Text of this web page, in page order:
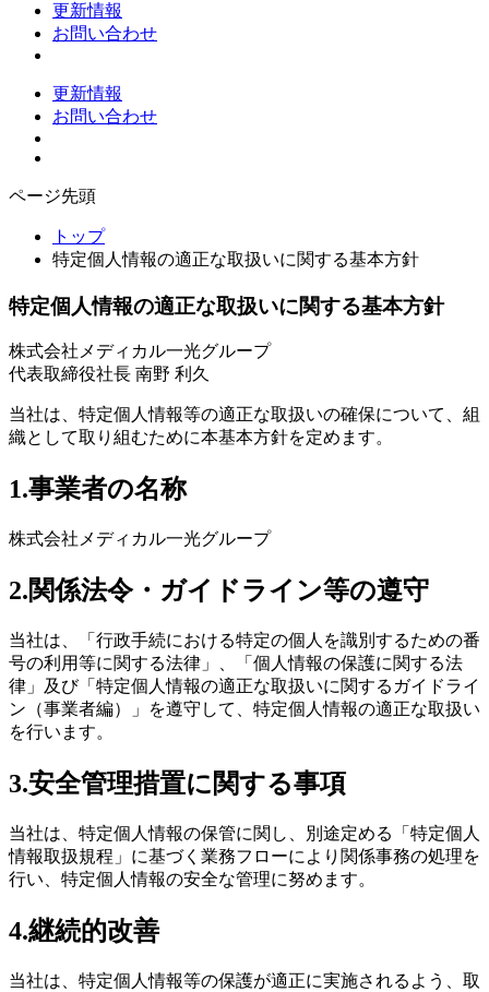
更新情報
お問い合わせ
更新情報
お問い合わせ
ページ先頭
トップ
特定個人情報の適正な取扱いに関する基本方針
特定個人情報の適正な取扱いに関する基本方針
株式会社メディカル一光グループ
代表取締役社長 南野 利久
当社は、特定個人情報等の適正な取扱いの確保について、組
織として取り組むために本基本方針を定めます。
1.事業者の名称
株式会社メディカル一光グループ
2.関係法令・ガイドライン等の遵守
当社は、「行政手続における特定の個人を識別するための番
号の利用等に関する法律」、「個人情報の保護に関する法
律」及び「特定個人情報の適正な取扱いに関するガイドライ
ン（事業者編）」を遵守して、特定個人情報の適正な取扱い
を行います。
3.安全管理措置に関する事項
当社は、特定個人情報の保管に関し、別途定める「特定個人
情報取扱規程」に基づく業務フローにより関係事務の処理を
行い、特定個人情報の安全な管理に努めます。
4.継続的改善
当社は、特定個人情報等の保護が適正に実施されるよう、取